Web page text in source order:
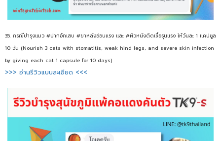
35. กรณีบำรุงแมว #ปากอักเสบ #ขาหลังอ่อนแรง และ #ผิวหนังติดเชื้อรุนแรง ให้วันละ 1 แคปซูล
10 วัน (Nourish 3 cats with stomatitis, weak hind legs, and severe skin infection
by giving each cat 1 capsule for 10 days)
>>> อ่านรีวิวแบบละเอียด <<<